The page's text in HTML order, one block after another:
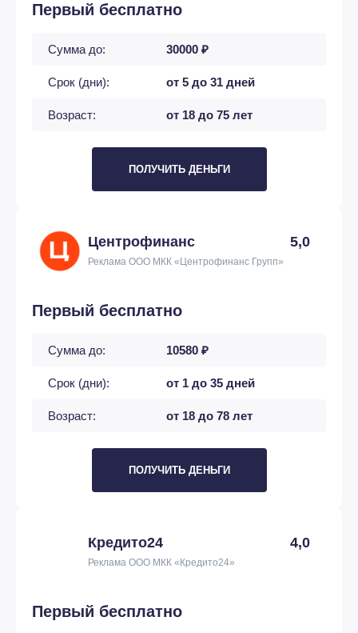
Первый бесплатно
Сумма до: 30000 ₽
Срок (дни): от 5 до 31 дней
Возраст: от 18 до 75 лет
ПОЛУЧИТЬ ДЕНЬГИ
Центрофинанс 5,0
Реклама ООО МКК «Центрофинанс Групп»
Первый бесплатно
Сумма до: 10580 ₽
Срок (дни): от 1 до 35 дней
Возраст: от 18 до 78 лет
ПОЛУЧИТЬ ДЕНЬГИ
Кредито24 4,0
Реклама ООО МКК «Кредито24»
Первый бесплатно